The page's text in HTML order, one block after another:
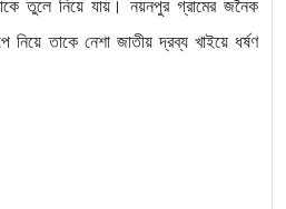
তুলে নিয়ে যায়। নয়নপুর গ্রামের জনৈক
তাকে নেশা জাতীয় দ্রব্য খাইয়ে ধর্ষণ